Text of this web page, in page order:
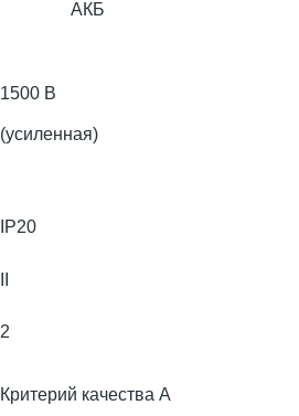
АКБ
1500 В
(усиленная)
IP20
2
Критерий качества А